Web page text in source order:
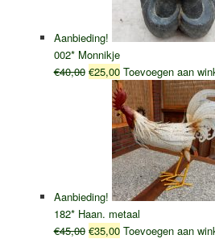
Aanbieding!
002* Monnikje
€40,00 Oorspronkelijke
€40,00.
€25,00Huidige
prijs
is:
€25,00.
Toevoegen aan
Aanbieding!
182* Haan. metaal
€45,00 Oorspronkelijke
€35,00Huidige
Toevoegen aan